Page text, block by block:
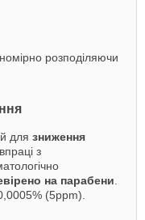
розподіляючи
для зниження
з
на парабени
(5ppm).